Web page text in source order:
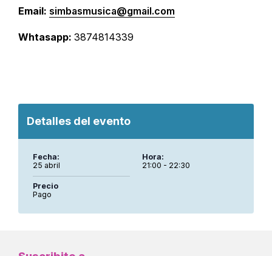
Email: simbasmusica@gmail.com
Whtasapp: 3874814339
Detalles del evento
Fecha:
25 abril
Hora:
21:00 - 22:30
Precio
Pago